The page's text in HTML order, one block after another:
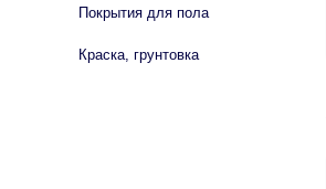
Покрытия для пола
Краска, грунтовка